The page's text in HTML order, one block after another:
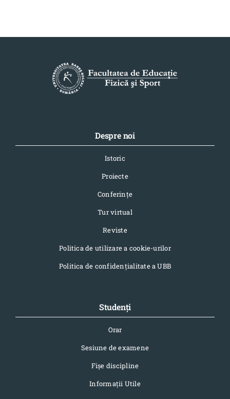
Despre noi
Istoric
Proiecte
Conferinţe
Tur virtual
Reviste
Politica de utilizare a cookie-urilor
Politica de confidențialitate a UBB
Studenți
Orar
Sesiune de examene
Fișe discipline
Informaţii Utile